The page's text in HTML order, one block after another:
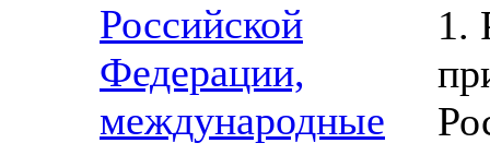
Российской
Федерации,
международные
1.